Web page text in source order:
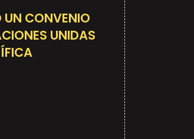
UN CONVENIO
UNIDAS